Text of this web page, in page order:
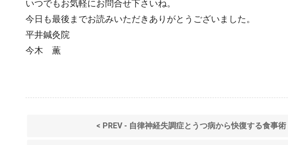
いつでもお気軽にお問合せ下さいね。
今日も最後までお読みいただきありがとうございました。
平井鍼灸院
今木 薫
< PREV - 自律神経失調症とうつ病から快復する食事術